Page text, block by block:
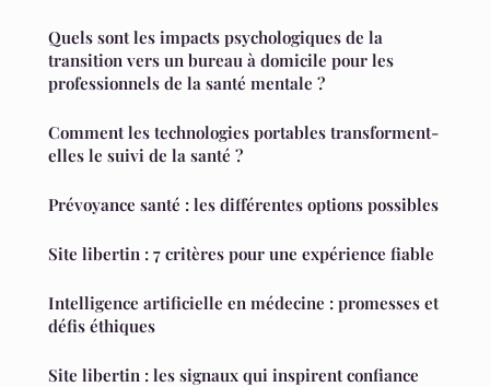
Quels sont les impacts psychologiques de la
transition vers un bureau à domicile pour les
professionnels de la santé mentale ?
Comment les technologies portables transforment-
elles le suivi de la santé ?
Prévoyance santé : les différentes options possibles
Site libertin : 7 critères pour une expérience fiable
Intelligence artificielle en médecine : promesses et
défis éthiques
Site libertin : les signaux qui inspirent confiance